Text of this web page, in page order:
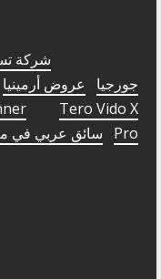
شركة
جورجيا
عروض أرمينيا
Tero Vido X
Pro
سائق عربي في